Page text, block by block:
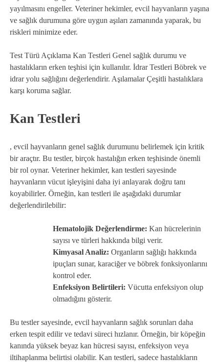
yayılmasını engeller. Veteriner hekimler, evcil hayvanların yaşına
ve sağlık durumuna göre uygun aşıları zamanında yaparak, bu
riskleri minimize eder.
Test Türü Açıklama Kan Testleri Genel sağlık durumu ve
hastalıkların erken teşhisi için kullanılır. İdrar Testleri Böbrek ve
idrar yolu sağlığını değerlendirir. Aşılamalar Çeşitli hastalıklara
karşı koruma sağlar.
Kan Testleri
, evcil hayvanların genel sağlık durumunu belirlemek için kritik
bir araçtır. Bu testler, birçok hastalığın erken teşhisinde önemli
bir rol oynar. Veteriner hekimler, kan testleri sayesinde
hayvanların vücut işleyişini daha iyi anlayarak doğru tanı
koyabilirler. Örneğin, kan testleri ile aşağıdaki durumlar
değerlendirilebilir:
Hematolojik Değerlendirme: Kan hücrelerinin
sayısı ve türleri hakkında bilgi verir.
Kimyasal Analiz: Organların sağlığı hakkında
ipuçları sunar, karaciğer ve böbrek fonksiyonlarını
kontrol eder.
Enfeksiyon Belirtileri: Vücutta enfeksiyon olup
olmadığını gösterir.
Bu testler sayesinde, evcil hayvanların sağlık sorunları daha
erken tespit edilir ve tedavi süreci hızlanır. Örneğin, bir köpeğin
kanında yüksek beyaz kan hücresi sayısı, enfeksiyon veya
iltihaplanma belirtisi olabilir. Kan testleri, sadece hastalıkların